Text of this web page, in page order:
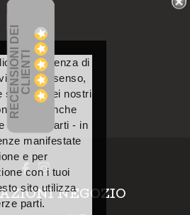
esperienza di
tuo consenso,
dei nostri
– anche
di terze parti - in
manifestate
e per
con i tuoi
sito utilizza
parti.
R
E
C
E
N
S
I
ON
I
D
E
I
C
L
I
E
N
TI
NEGOZIO